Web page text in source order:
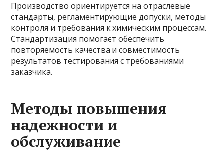
Производство ориентируется на отраслевые
стандарты, регламентирующие допуски, методы
контроля и требования к химическим процессам.
Стандартизация помогает обеспечить
повторяемость качества и совместимость
результатов тестирования с требованиями
заказчика.
Методы повышения
надежности и
обслуживание